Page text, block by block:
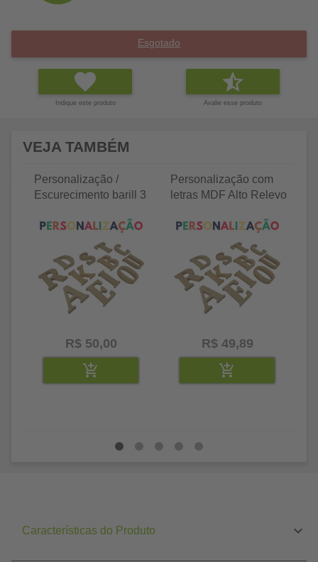
Esgotado
Indique este produto Avalie esse produto
VEJA TAMBÉM
Personalização /
Escurecimento barill 3
R$ 50,00
Personalização com
letras MDF Alto Relevo
R$ 49,89
Características do Produto